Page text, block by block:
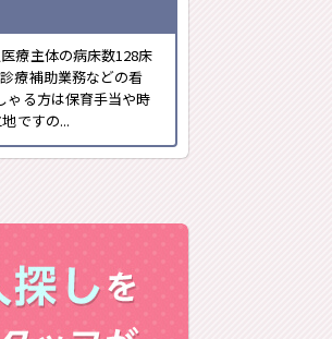
療主体の病床数128床
療補助業務などの看
ゃる方は保育手当や時
ですの...